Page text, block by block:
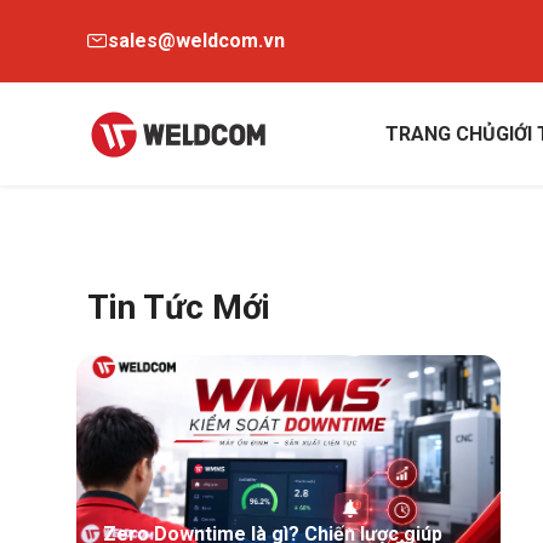
sales@weldcom.vn
TRANG CHỦGIỚI
Tin Tức Mới
Zero Downtime là gì? Chiến lược giúp